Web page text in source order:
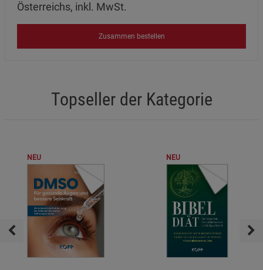
Österreichs, inkl. MwSt.
Zusammen bestellen
Topseller der Kategorie
NEU NEU